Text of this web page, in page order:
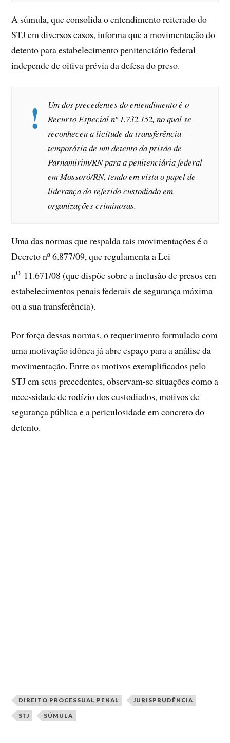
A súmula, que consolida o entendimento reiterado do
STJ em diversos casos, informa que a movimentação do
detento para estabelecimento penitenciário federal
independe de oitiva prévia da defesa do preso.
Um dos precedentes do entendimento é o
Recurso Especial nº 1.732.152, no qual se
reconheceu a licitude da transferência
temporária de um detento da prisão de
Parnamirim/RN para a penitenciária federal
em Mossoró/RN, tendo em vista o papel de
liderança do referido custodiado em
organizações criminosas.
Uma das normas que respalda tais movimentações é o
Decreto nº 6.877/09, que regulamenta a Lei
no 11.671/08 (que dispõe sobre a inclusão de presos em
estabelecimentos penais federais de segurança máxima
ou a sua transferência).
Por força dessas normas, o requerimento formulado com
uma motivação idônea já abre espaço para a análise da
movimentação. Entre os motivos exemplificados pelo
STJ em seus precedentes, observam-se situações como a
necessidade de rodízio dos custodiados, motivos de
segurança pública e a periculosidade em concreto do
detento.
DIREITO PROCESSUAL PENAL JURISPRUDÊNCIA
STJ SÚMULA